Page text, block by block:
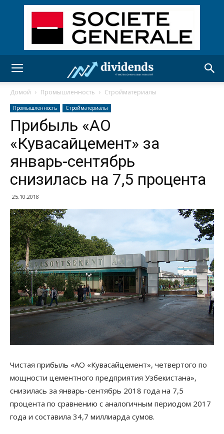
Домой Промышленность Стройматериалы
Промышленность Стройматериалы
Прибыль «АО
«Кувасайцемент» за
январь-сентябрь
снизилась на 7,5 процента
25.10.2018
Чистая прибыль «АО «Кувасайцемент», четвертого по
мощности цементного предприятия Узбекистана»,
снизилась за январь-сентябрь 2018 года на 7,5
процента по сравнению с аналогичным периодом 2017
года и составила 34,7 миллиарда сумов.